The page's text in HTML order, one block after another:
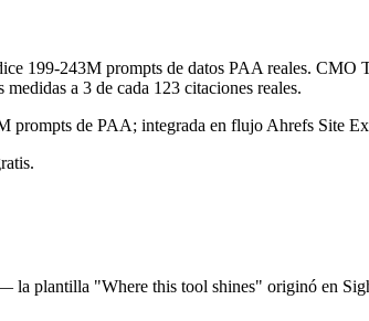
199-243M prompts de datos PAA reales.
a 3 de cada 123 citaciones reales.
prompts de PAA; integrada en flujo Ahrefs Site
la plantilla "Where this tool shines" originó en